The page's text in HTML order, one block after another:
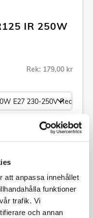
att anpassa innehållet
funktioner
trafik. Vi
och annan
IR 250W
Rek: 179,00 kr